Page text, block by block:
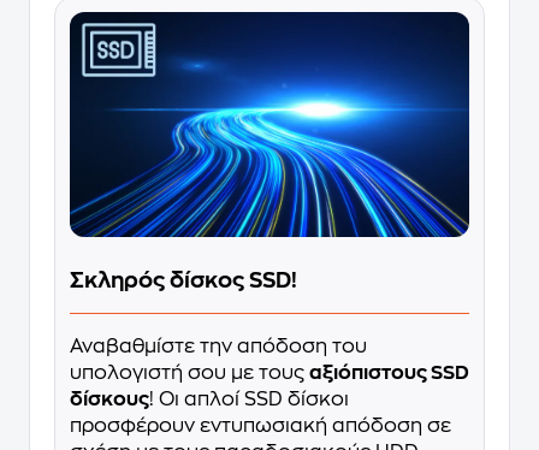
Σκληρός δίσκος SSD!
Αναβαθμίστε την απόδοση του
υπολογιστή σου με τους αξιόπιστους SSD
δίσκους! Οι απλοί SSD δίσκοι
προσφέρουν εντυπωσιακή απόδοση σε